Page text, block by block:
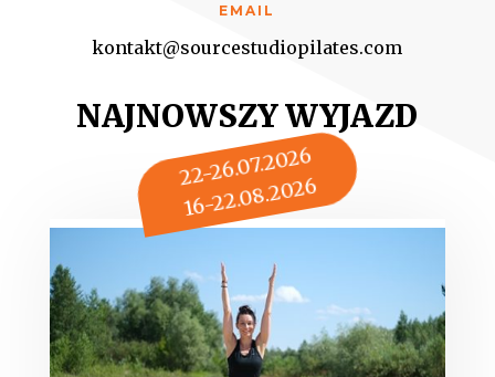
EMAIL
kontakt@sourcestudiopilates.com
NAJNOWSZY WYJAZD
22-26.07.2026
16-22.08.2026